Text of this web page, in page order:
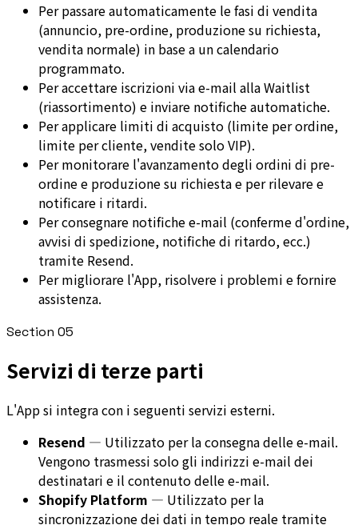
Per passare automaticamente le fasi di vendita
(annuncio, pre-ordine, produzione su richiesta,
vendita normale) in base a un calendario
programmato.
Per accettare iscrizioni via e-mail alla Waitlist
(riassortimento) e inviare notifiche automatiche.
Per applicare limiti di acquisto (limite per ordine,
limite per cliente, vendite solo VIP).
Per monitorare l'avanzamento degli ordini di pre-
ordine e produzione su richiesta e per rilevare e
notificare i ritardi.
Per consegnare notifiche e-mail (conferme d'ordine,
avvisi di spedizione, notifiche di ritardo, ecc.)
tramite Resend.
Per migliorare l'App, risolvere i problemi e fornire
assistenza.
Section 05
Servizi di terze parti
L'App si integra con i seguenti servizi esterni.
Resend — Utilizzato per la consegna delle e-mail.
Vengono trasmessi solo gli indirizzi e-mail dei
destinatari e il contenuto delle e-mail.
Shopify Platform — Utilizzato per la
sincronizzazione dei dati in tempo reale tramite